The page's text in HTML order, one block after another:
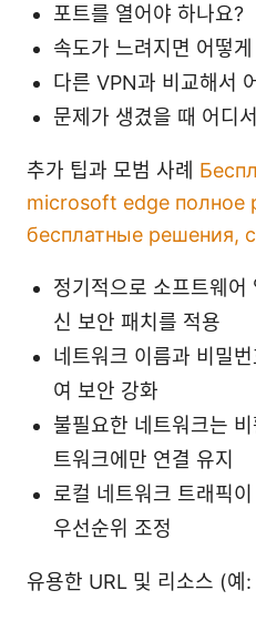
포트를 열어야 하나요?
속도가 느려지면 어떻
다른 VPN과 비교해서
문제가 생겼을 때 어디
추가 팁과 모범 사례
microsoft edge полное
бесплатные решения,
정기적으로 소프트웨어
신 보안 패치를 적용
네트워크 이름과 비밀
여 보안 강화
불필요한 네트워크는
트워크에만 연결 유지
로컬 네트워크 트래픽
우선순위 조정
유용한 URL 및 리소스 (예